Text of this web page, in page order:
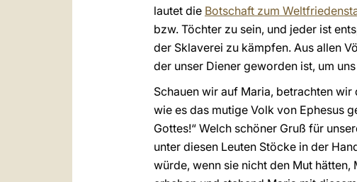
lautet die Botschaft zum
bzw. Töchter zu sein, und jeder ist
der Sklaverei zu kämpfen. Aus allen
der unser Diener geworden ist, um
Schauen wir auf Maria, betrachten
wie es das mutige Volk von Ephesus
Gottes!“ Welch schöner Gruß für
unter diesen Leuten Stöcke in der
würde, wenn sie nicht den Mut hätten,